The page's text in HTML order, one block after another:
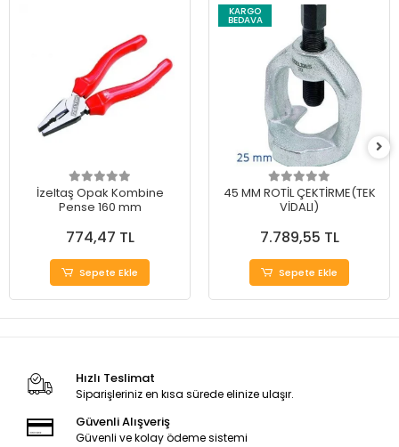
İzeltaş Opak Kombine
Pense 160 mm
774,47 TL
Sepete Ekle
KARGO
BEDAVA
45 MM ROTİL ÇEKTİRME(TEK
VİDALI)
7.789,55 TL
Sepete Ekle
Hızlı Teslimat
Siparişleriniz en kısa sürede elinize ulaşır.
Güvenli Alışveriş
Güvenli ve kolay ödeme sistemi